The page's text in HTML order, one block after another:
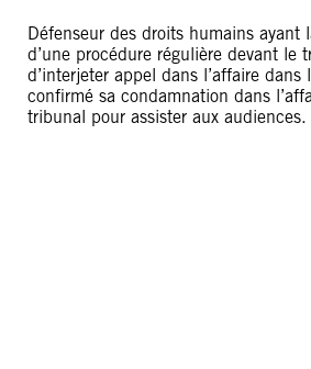
Défenseur des droits humains
d’une procédure régulière devant
d’interjeter appel dans l’affaire
confirmé sa condamnation dans
tribunal pour assister aux audiences.